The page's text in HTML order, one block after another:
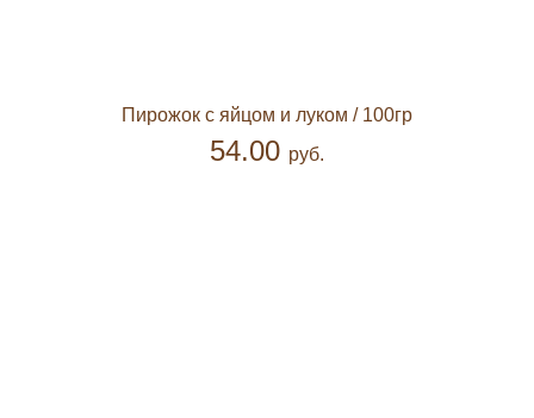
Пирожок с яйцом и луком / 100гр
54.00 руб.